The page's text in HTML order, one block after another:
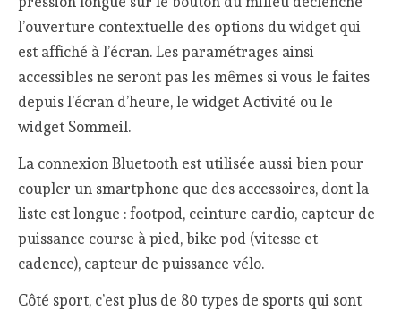
l’ouverture contextuelle des options du widget qui
est affiché à l’écran. Les paramétrages ainsi
accessibles ne seront pas les mêmes si vous le faites
depuis l’écran d’heure, le widget Activité ou le
widget Sommeil.
La connexion Bluetooth est utilisée aussi bien pour
coupler un smartphone que des accessoires, dont la
liste est longue : footpod, ceinture cardio, capteur de
puissance course à pied, bike pod (vitesse et
cadence), capteur de puissance vélo.
Côté sport, c’est plus de 80 types de sports qui sont